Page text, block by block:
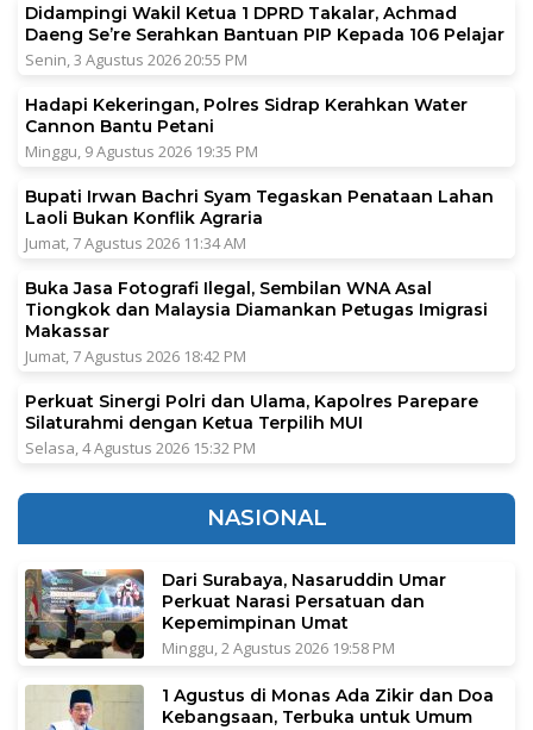
Didampingi Wakil Ketua 1 DPRD Takalar, Achmad
Daeng Se’re Serahkan Bantuan PIP Kepada 106 Pelajar
Senin, 3 Agustus 2026 20:55 PM
Hadapi Kekeringan, Polres Sidrap Kerahkan Water
Cannon Bantu Petani
Minggu, 9 Agustus 2026 19:35 PM
Bupati Irwan Bachri Syam Tegaskan Penataan Lahan
Laoli Bukan Konflik Agraria
Jumat, 7 Agustus 2026 11:34 AM
Buka Jasa Fotografi Ilegal, Sembilan WNA Asal
Tiongkok dan Malaysia Diamankan Petugas Imigrasi
Makassar
Jumat, 7 Agustus 2026 18:42 PM
Perkuat Sinergi Polri dan Ulama, Kapolres Parepare
Silaturahmi dengan Ketua Terpilih MUI
Selasa, 4 Agustus 2026 15:32 PM
NASIONAL
Dari Surabaya, Nasaruddin Umar
Perkuat Narasi Persatuan dan
Kepemimpinan Umat
Minggu, 2 Agustus 2026 19:58 PM
1 Agustus di Monas Ada Zikir dan Doa
Kebangsaan, Terbuka untuk Umum